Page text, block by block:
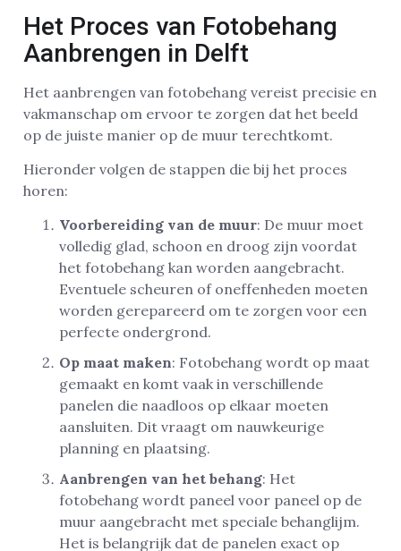
Het Proces van Fotobehang
Aanbrengen in Delft
Het aanbrengen van fotobehang vereist precisie en
vakmanschap om ervoor te zorgen dat het beeld
op de juiste manier op de muur terechtkomt.
Hieronder volgen de stappen die bij het proces
horen:
Voorbereiding van de muur: De muur moet
volledig glad, schoon en droog zijn voordat
het fotobehang kan worden aangebracht.
Eventuele scheuren of oneffenheden moeten
worden gerepareerd om te zorgen voor een
perfecte ondergrond.
Op maat maken: Fotobehang wordt op maat
gemaakt en komt vaak in verschillende
panelen die naadloos op elkaar moeten
aansluiten. Dit vraagt om nauwkeurige
planning en plaatsing.
Aanbrengen van het behang: Het
fotobehang wordt paneel voor paneel op de
muur aangebracht met speciale behanglijm.
Het is belangrijk dat de panelen exact op